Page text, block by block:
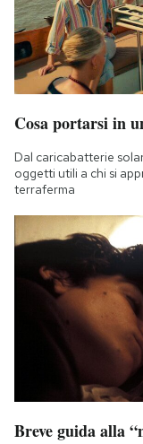
Cosa portarsi in
Dal caricabatterie
oggetti utili a chi si
terraferma
Breve guida alla